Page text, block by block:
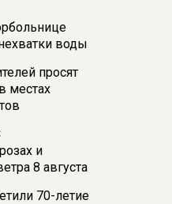
воды
просят
местах
и
8 августа
70-летие